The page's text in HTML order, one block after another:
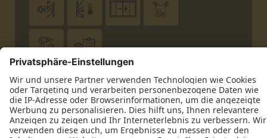
   
 
Datenschutz Impressum
Kontakt